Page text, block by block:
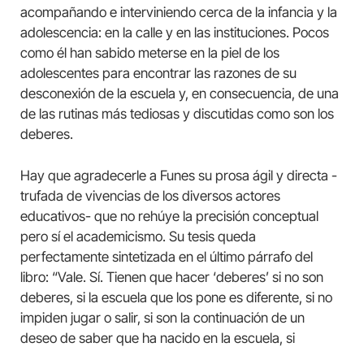
acompañando e interviniendo cerca de la infancia y la
adolescencia: en la calle y en las instituciones. Pocos
como él han sabido meterse en la piel de los
adolescentes para encontrar las razones de su
desconexión de la escuela y, en consecuencia, de una
de las rutinas más tediosas y discutidas como son los
deberes.
Hay que agradecerle a Funes su prosa ágil y directa -
trufada de vivencias de los diversos actores
educativos- que no rehúye la precisión conceptual
pero sí el academicismo. Su tesis queda
perfectamente sintetizada en el último párrafo del
libro: “Vale. Sí. Tienen que hacer ‘deberes’ si no son
deberes, si la escuela que los pone es diferente, si no
impiden jugar o salir, si son la continuación de un
deseo de saber que ha nacido en la escuela, si